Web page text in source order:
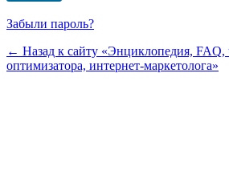
Забыли пароль?
← Назад к сайту «Энциклопедия, FAQ,
оптимизатора, интернет-маркетолога»